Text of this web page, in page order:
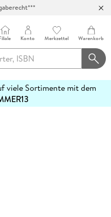
Konto Merkzettel Warenkorb
viele Sortimente mit dem